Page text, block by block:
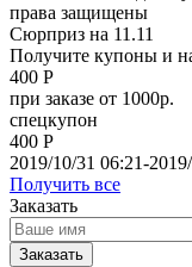
права защищены
Сюрприз на 11.11
Получите купоны и
400 Р
при заказе от 1000р.
спецкупон
400 Р
2019/10/31 06:21-
Получить все
Заказать